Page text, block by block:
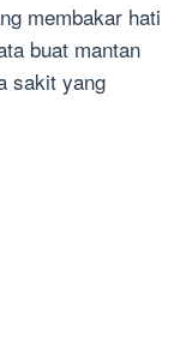
membakar hati
buat mantan
sakit yang